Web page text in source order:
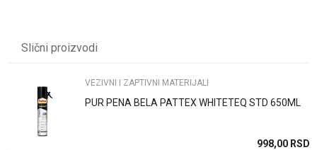
Slični proizvodi
VEZIVNI I ZAPTIVNI MATERIJALI
PUR PENA BELA PATTEX WHITETEQ STD 650ML
998,00 RSD